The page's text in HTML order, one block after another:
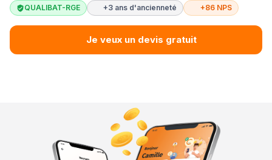
QUALIBAT-RGE +3 ans d'ancienneté +86 NPS
Je veux un devis gratuit